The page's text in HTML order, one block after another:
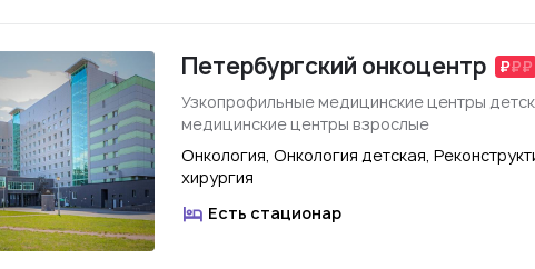
Петербургский онкоцентр
Узкопрофильные медицинские центры
медицинские центры взрослые
Онкология, Онкология детская,
хирургия
Есть стационар